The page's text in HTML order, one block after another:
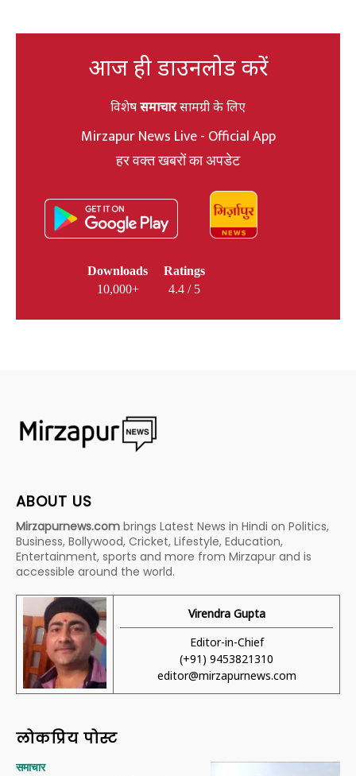
आज ही डाउनलोड करें
विशेषसमाचारसामग्री के लिए
Mirzapur News Live - Official App
हर वक्त खबरों का अपडेट
Downloads
10,000+
Ratings
4.4 / 5
ABOUT US
Mirzapurnews.com brings Latest News in Hindi on Politics,
Business, Bollywood, Cricket, Lifestyle, Education,
Entertainment, sports and more from Mirzapur and is
accessible around the world.
Virendra Gupta
Editor-in-Chief
(+91) 9453821310
editor@mirzapurnews.com
लोकप्रिय पोस्ट
समाचार